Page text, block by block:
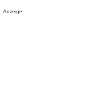
Anzeige